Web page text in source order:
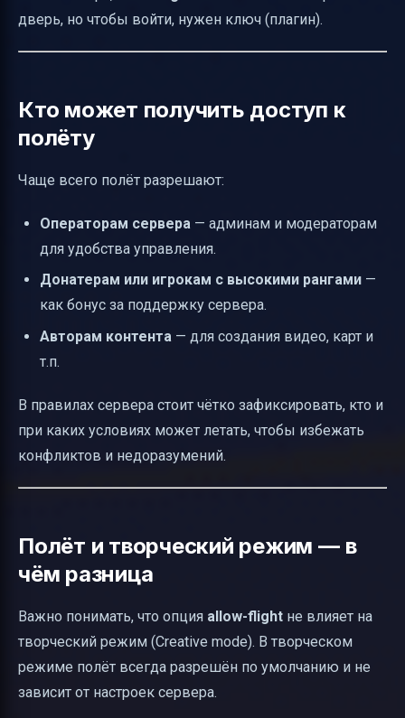
дверь, но чтобы войти, нужен ключ (плагин).
Кто может получить доступ к
полёту
Чаще всего полёт разрешают:
Операторам сервера — админам и модераторам
для удобства управления.
Донатерам или игрокам с высокими рангами —
как бонус за поддержку сервера.
Авторам контента — для создания видео, карт и
т.п.
В правилах сервера стоит чётко зафиксировать, кто и
при каких условиях может летать, чтобы избежать
конфликтов и недоразумений.
Полёт и творческий режим — в
чём разница
Важно понимать, что опция allow-flight не влияет на
творческий режим (Creative mode). В творческом
режиме полёт всегда разрешён по умолчанию и не
зависит от настроек сервера.